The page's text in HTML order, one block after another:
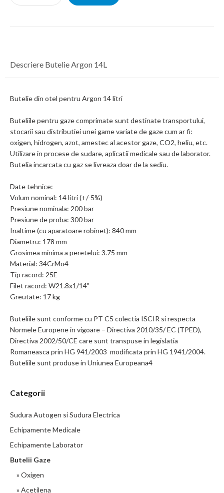
Descriere Butelie Argon 14L
Butelie din otel pentru Argon 14 litri
Buteliile pentru gaze comprimate sunt destinate transportului,
stocarii sau distributiei unei game variate de gaze cum ar fi:
oxigen, hidrogen, azot, amestec al acestor gaze, CO2, heliu, etc.
Utilizare in procese de sudare, aplicatii medicale sau de laborator.
Butelia incarcata cu gaz se livreaza doar de la sediu.
Date tehnice:
Volum nominal: 14 litri (+/-5%)
Presiune nominala: 200 bar
Presiune de proba: 300 bar
Inaltime (cu aparatoare robinet): 840 mm
Diametru: 178 mm
Grosimea minima a peretelui: 3.75 mm
Material: 34CrMo4
Tip racord: 25E
Filet racord: W21.8x1/14"
Greutate: 17 kg
Buteliile sunt conforme cu PT C5 colectia ISCIR si respecta
Normele Europene in vigoare – Directiva 2010/35/ EC (TPED),
Directiva 2002/50/CE care sunt transpuse in legislatia
Romaneasca prin HG 941/2003 modificata prin HG 1941/2004.
Buteliile sunt produse in Uniunea Europeana4
Categorii
Sudura Autogen si Sudura Electrica
Echipamente Medicale
Echipamente Laborator
Butelii Gaze
» Oxigen
» Acetilena